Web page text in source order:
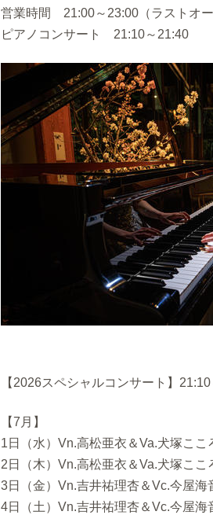
営業時間 21:00～23:00（ラストオー
ピアノコンサート 21:10～21:40
【2026スペシャルコンサート】
【7月】
1日（水）Vn.高松亜衣＆Va.犬塚ここ
2日（木）Vn.高松亜衣＆Va.犬塚ここ
3日（金）Vn.吉井祐理杏＆Vc.今屋海
4日（土）Vn.吉井祐理杏＆Vc.今屋海